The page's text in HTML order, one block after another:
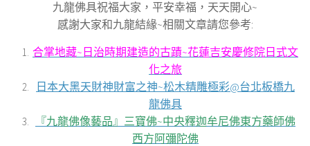
九龍佛具祝福大家，平安幸福，天天開心~
感謝大家和九龍結緣~相關文章請您參考:
合掌地藏~日治時期建造的古蹟~花蓮吉安慶修院日式文
化之旅
日本大黑天財神財富之神~松木精雕極彩@台北板橋九
龍佛具
『九龍佛像藝品』三寶佛~中央釋迦牟尼佛東方藥師佛
西方阿彌陀佛